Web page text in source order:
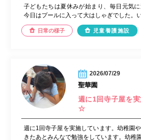
子どもたちは夏休みが始まり、毎日元気に
今日はプールに入って大はしゃぎでした。
日常の様子 児童養護施設
2026/07/29
聖華園
週に1回寺子屋を
☆
週に1回寺子屋を実施しています。幼稚園
きたあとみんなで勉強をしています。幼稚